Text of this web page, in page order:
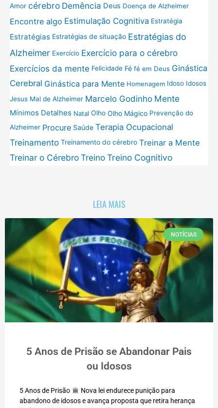
Amor cérebro Demência Deus Doença de Alzheimer
Encontre algo Estimulação Cognitiva Estratégia
Estratégias Estratégias de situação Estratégias do
Alzheimer Exercício Exercício para o cérebro
Exercícios da mente Felicidade Fé fé em Deus Ginástica
Cerebral Ginástica para Mente Homenagem Idoso Idosos
Jesus Mal de Alzheimer Marcelo Godinho Mente
Mínimos Detalhes Natal Olho Olho Mágico Prevenção do
Alzheimer Procure Saúde Terapia Ocupacional
Treinamento Treinamento do cérebro Treinar a Mente
Treinar o CérebroTreinoTreino Cognitivo
LEIA MAIS
NOTÍCIAS
5 Anos de Prisão se Abandonar Pais
ou Idosos
5 Anos de Prisão
Nova lei endurece punição para
abandono de idosos e avança proposta que retira herança